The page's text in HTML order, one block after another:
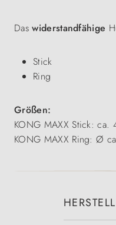
Daswiderstandfähige
Stick
Ring
Größen:
KONG MAXX Stick: ca.
KONG MAXX Ring: Ø